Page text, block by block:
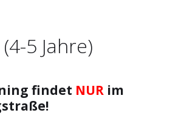
(4-5 Jahre)
findet NUR im